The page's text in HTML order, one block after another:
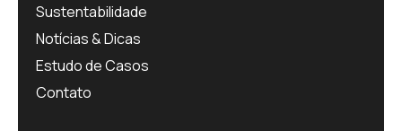
Sustentabilidade
Notícias & Dicas
Estudo de Casos
Contato